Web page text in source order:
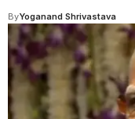
ByYoganand Shrivastava